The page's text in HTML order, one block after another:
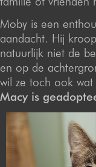
Moby is een
aandacht. Hij
natuurlijk niet de
en op de
wil ze toch ook wat
Macy is